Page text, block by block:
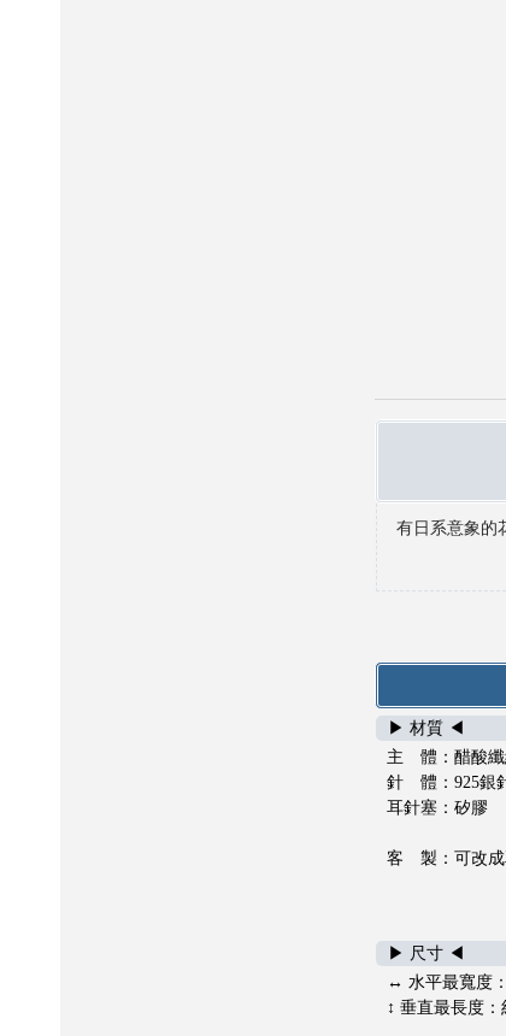
有日系意象的
▶ 材質 ◀
主 體：醋酸纖
針 體：925銀
耳針塞：矽膠
客 製：可改成
▶ 尺寸 ◀
↔ 水平最寬度
↕ 垂直最長度：